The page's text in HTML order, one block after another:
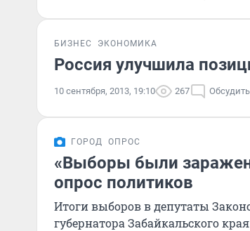
БИЗНЕС ЭКОНОМИКА
Россия улучшила
10 сентября, 2013, 19:10 267 Обсудить
ГОРОД ОПРОС
«Выборы были
опрос политиков
Итоги выборов в депутаты
губернатора Забайкальского